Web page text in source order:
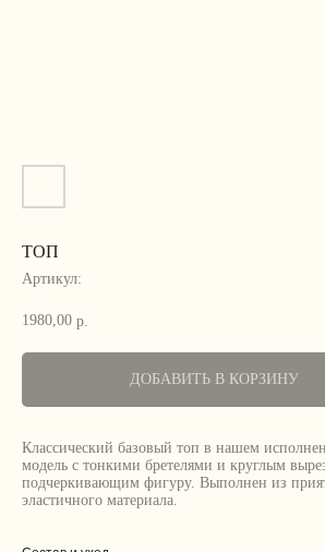
ТОП
Артикул:
1980,00 р.
ДОБАВИТЬ В КОРЗИНУ
Классический базовый топ в нашем
модель с тонкими бретелями и круглым
подчеркивающим фигуру. Выполнен из
эластичного материала.